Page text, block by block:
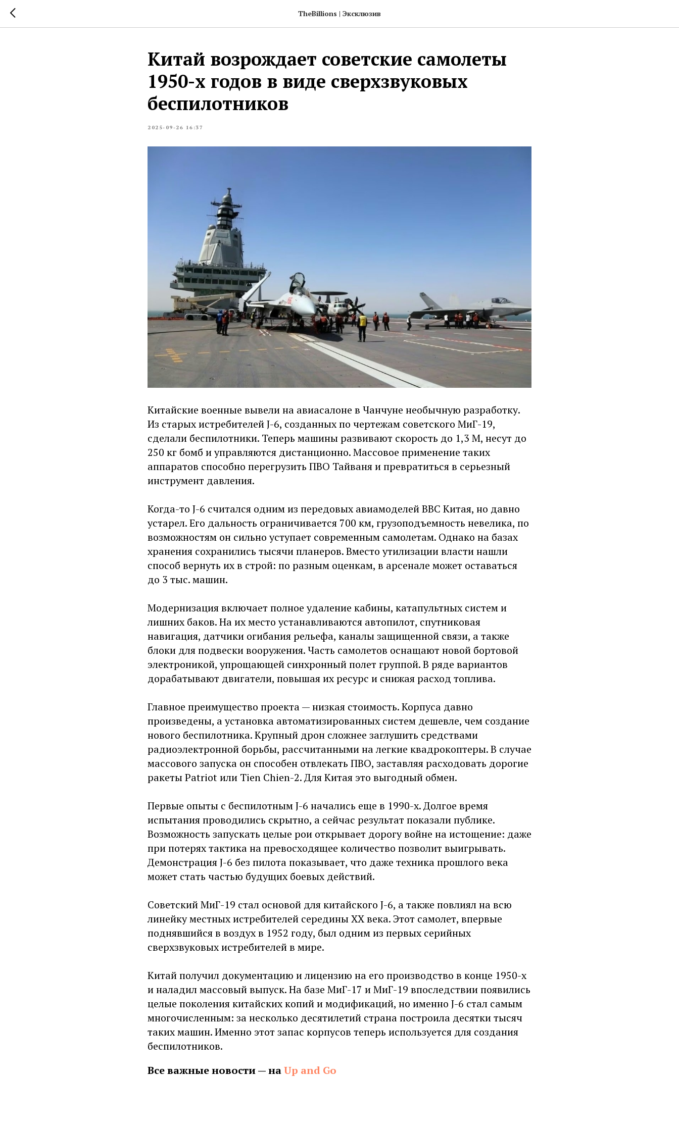
TheBillions | Эксклюзив
Китай возрождает советские самолеты
1950-х годов в виде сверхзвуковых
беспилотников
2025-09-26 16:37
Китайские военные вывели на авиасалоне в Чанчуне необычную разработку.
Из старых истребителей J-6, созданных по чертежам советского МиГ-19,
сделали беспилотники. Теперь машины развивают скорость до 1,3 М, несут до
250 кг бомб и управляются дистанционно. Массовое применение таких
аппаратов способно перегрузить ПВО Тайваня и превратиться в серьезный
инструмент давления.
Когда-то J-6 считался одним из передовых авиамоделей ВВС Китая, но давно
устарел. Его дальность ограничивается 700 км, грузоподъемность невелика, по
возможностям он сильно уступает современным самолетам. Однако на базах
хранения сохранились тысячи планеров. Вместо утилизации власти нашли
способ вернуть их в строй: по разным оценкам, в арсенале может оставаться
до 3 тыс. машин.
Модернизация включает полное удаление кабины, катапультных систем и
лишних баков. На их место устанавливаются автопилот, спутниковая
навигация, датчики огибания рельефа, каналы защищенной связи, а также
блоки для подвески вооружения. Часть самолетов оснащают новой бортовой
электроникой, упрощающей синхронный полет группой. В ряде вариантов
дорабатывают двигатели, повышая их ресурс и снижая расход топлива.
Главное преимущество проекта — низкая стоимость. Корпуса давно
произведены, а установка автоматизированных систем дешевле, чем создание
нового беспилотника. Крупный дрон сложнее заглушить средствами
радиоэлектронной борьбы, рассчитанными на легкие квадрокоптеры. В случае
массового запуска он способен отвлекать ПВО, заставляя расходовать дорогие
ракеты Patriot или Tien Chien-2. Для Китая это выгодный обмен.
Первые опыты с беспилотным J-6 начались еще в 1990-х. Долгое время
испытания проводились скрытно, а сейчас результат показали публике.
Возможность запускать целые рои открывает дорогу войне на истощение: даже
при потерях тактика на превосходящее количество позволит выигрывать.
Демонстрация J-6 без пилота показывает, что даже техника прошлого века
может стать частью будущих боевых действий.
Советский МиГ-19 стал основой для китайского J-6, а также повлиял на всю
линейку местных истребителей середины XX века. Этот самолет, впервые
поднявшийся в воздух в 1952 году, был одним из первых серийных
сверхзвуковых истребителей в мире.
Китай получил документацию и лицензию на его производство в конце 1950-х
и наладил массовый выпуск. На базе МиГ-17 и МиГ-19 впоследствии появились
целые поколения китайских копий и модификаций, но именно J-6 стал самым
многочисленным: за несколько десятилетий страна построила десятки тысяч
таких машин. Именно этот запас корпусов теперь используется для создания
беспилотников.
Все важные новости — наUp and Go